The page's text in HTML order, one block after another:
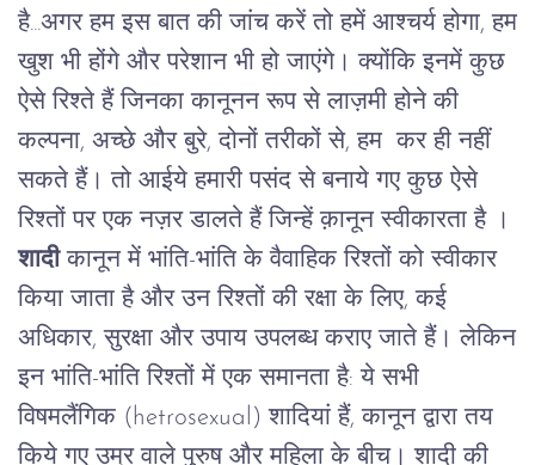
है...अगर हम इस बात की जांच करें तो हमें आश्चर्य होगा, हम
खुश भी होंगे और परेशान भी हो जाएंगे। क्योंकि इनमें कुछ
ऐसे रिश्ते हैं जिनका कानूनन रूप से लाज़मी होने की
कल्पना, अच्छे और बुरे,दोनों तरीकों से,हम कर ही नहीं
सकते हैं। तो आईये हमारी पसंद से बनाये गए कुछ ऐसे
रिश्तों पर एक नज़र डालते हैं जिन्हें क़ानून स्वीकारता है
।
शादी कानून में भांति-भांति के वैवाहिक रिश्तों को स्वीकार
किया जाता है और उन रिश्तों की रक्षा के लिए,कई
अधिकार,सुरक्षा और उपाय उपलब्ध कराए जाते हैं। लेकिन
इन भांति-भांति रिश्तों में एक समानता है:ये सभी
विषमलैंगिक (hetrosexual)शादियां हैं,कानून द्वारा तय
किये गए उम्र वाले पुरुष और महिला के बीच। शादी की